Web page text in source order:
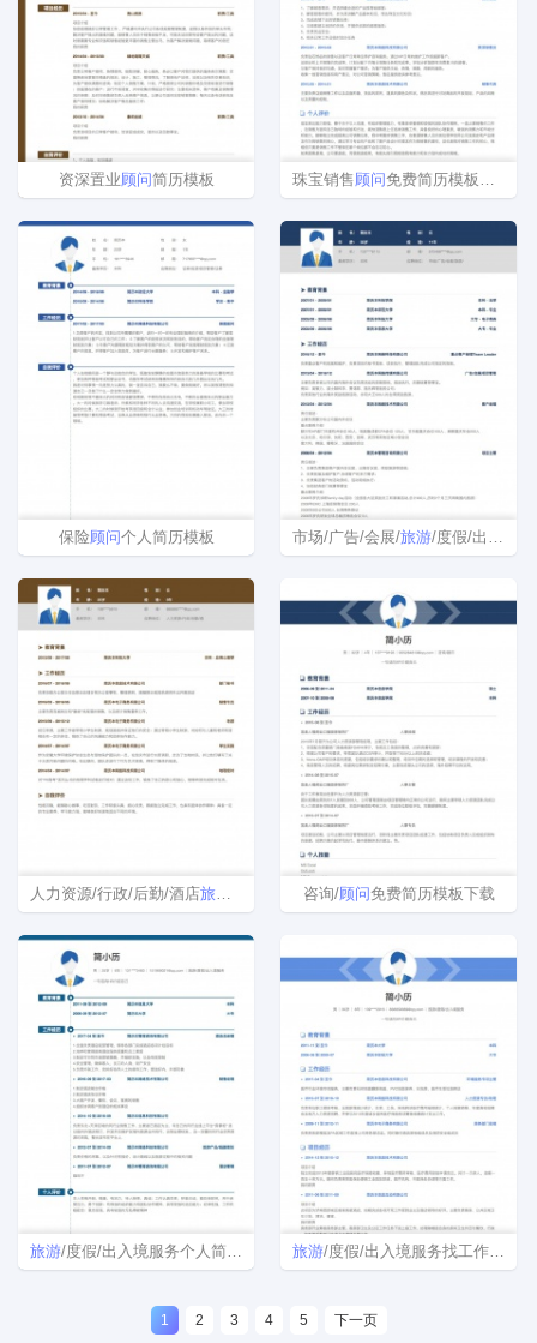
资深置业顾问简历模板 珠宝销售顾问免费简历模板下载
保险 顾问个人简历模板 市场/广告/会展/旅游/度假/出入境服务简历模板
人力资源/行政/后勤/酒店旅游 咨询/顾问免费简历模板下载
旅游/度假/出入境服务个人简历模板 旅游/度假/出入境服务找工作个人简历模板
1 2 3 4 5 下一页